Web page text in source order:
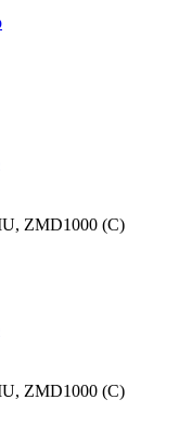
ZMD1000 (C)
ZMD1000 (C)